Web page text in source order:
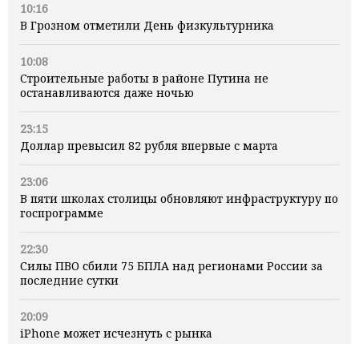
10:16
В Грозном отметили День физкультурника
10:08
Строительные работы в районе Путина не
останавливаются даже ночью
23:15
Доллар превысил 82 рубля впервые с марта
23:06
В пяти школах столицы обновляют инфраструктуру по
госпрограмме
22:30
Силы ПВО сбили 75 БПЛА над регионами России за
последние сутки
20:09
iPhone может исчезнуть с рынка